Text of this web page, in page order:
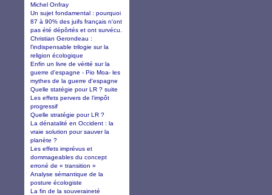
Michel Onfray
Un sujet fondamental : pourquoi
87 à 90% des juifs français n'ont
pas été dépôrtés et ont survécu.
Christian Gerondeau :
l'indispensable trilogie sur la
religion écologique
Enfin un livre de vérité sur la
guerre d'espagne - Pio Moa- les
mythes de la guerre d'espagne
Quelle statégie pour LR ? suite
Les effets pervers de l’impôt
progressif
Quelle stratégie pour LR ?
La dénatalité en Occident : la
vraie solution pour sauver la
planète ?
Les effets imprévus et
dommageables du concept
erroné de « transition »
Analyse sémantique de la
posture écologiste
La fin de la souveraineté